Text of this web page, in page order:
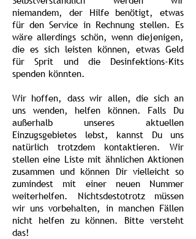
niemandem, der Hilfe benötigt, etwas
für den Service in Rechnung stellen. Es
wäre allerdings schön, wenn diejenigen,
die es sich leisten können, etwas Geld
für Sprit und die Desinfektions-Kits
spenden könnten.
Wir hoffen, dass wir allen, die sich an
uns wenden, helfen können. Falls Du
außerhalb unseres aktuellen
Einzugsgebietes lebst, kannst Du uns
natürlich trotzdem kontaktieren. Wir
stellen eine Liste mit ähnlichen Aktionen
zusammen und können Dir vielleicht so
zumindest mit einer neuen Nummer
weiterhelfen. Nichtsdestotrotz müssen
wir uns vorbehalten, in manchen Fällen
nicht helfen zu können. Bitte versteht
das!